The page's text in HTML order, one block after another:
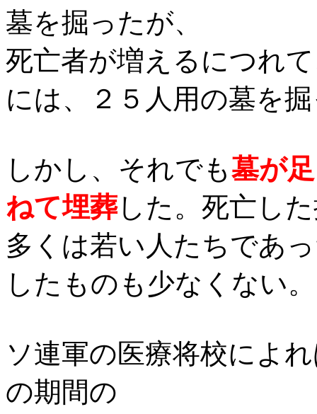
墓を掘ったが、
死亡者が増えるにつれ
には、２５人用の墓を
しかし、それでも墓が
ねて埋葬した。死亡し
多くは若い人たちであ
したものも少なくない。
ソ連軍の医療将校によ
の期間の